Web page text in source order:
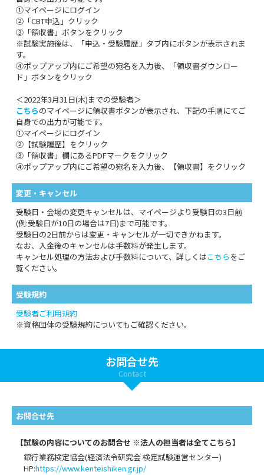
①マイページにログイン
②「CBT申込」クリック
③「領収書」ボタンをクリック
※試験実施後は、「申込・受験履歴」タブ内にボタンが表示されま
す。
④ポップアップ内にご希望の宛名を入力後、「領収書ダウンロー
ド」ボタンをクリック
＜2022年3月31日(木)までの受験者＞
こちらのマイページに領収書ボタンが表示され、下記の手順にてご
自身での出力が可能です。
①マイページにログイン
②【試験履歴】をクリック
③「領収書」欄にあるPDFマークをクリック
④ポップアップ内にご希望の宛名を入力後、【領収書】をクリック
変更・キャンセル
受験日・会場の変更キャンセルは、マイページより受験日の3日前
(例:受験日が10日の場合は7日)まで可能です。
受験日の2日前からは変更・キャンセルが一切できかねます。
なお、入金後のキャンセルは手数料が発生します。
キャンセル処理の方法および手数料について、詳しくはこちら をご
覧ください。
受験規約
受験者ご利用規約
※資格団体の受験規約についてもご確認ください。
お問合せ先
Contact
お問合せ先
【試験の内容についてのお問合せ ※法人の担当者は全てこちら】
銀行業務検定協会(経済法令研究会 検定試験運営センター)
HP:https://www.kenteishiken.gr.jp/